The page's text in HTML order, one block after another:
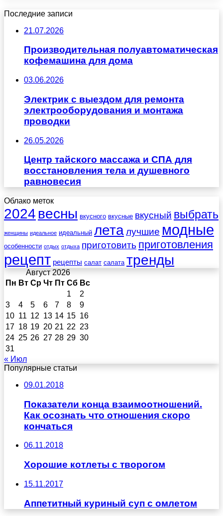
Последние записи
21.07.2026
Производительная полуавтоматическая
кофемашина для дома
03.06.2026
Электрик с выездом для ремонта
электрооборудования и монтажа
проводки
26.05.2026
Центр тайского массажа и СПА для
восстановления тела и душевного
равновесия
Облако меток
2024 весны вкусного вкусные вкусный выбрать
женщины идеальное идеальный леталучшие модные
особенности отдых отдыха приготовить приготовления
рецепт рецепты салат салата тренды
Август 2026
Пн Вт Ср Чт Пт Сб Вс
1
2
3
4 5 6 7 8
9
10 11 12 13 14 15 16
17 18 19 20 21 22 23
24 25 26 27 28 29 30
31
« Июл
Популярные статьи
09.01.2018
Показатели конца взаимоотношений.
Как осознать что отношения скоро
кончаться
06.11.2018
Хорошие котлеты с творогом
15.11.2017
Аппетитный куриный суп с омлетом